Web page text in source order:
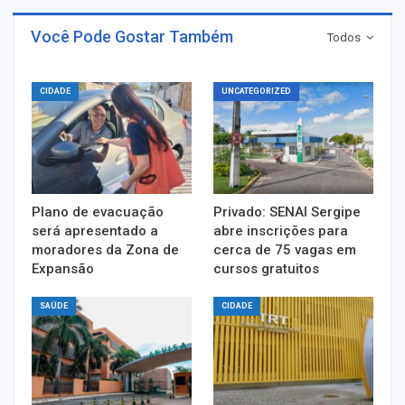
Todos
Você Pode Gostar Também
CIDADE
Plano de evacuação
será apresentado a
moradores da Zona de
Expansão
UNCATEGORIZED
Privado: SENAI Sergipe
abre inscrições para
cerca de 75 vagas em
cursos gratuitos
SAÚDE CIDADE